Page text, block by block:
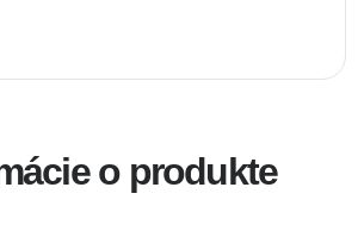
o produkte